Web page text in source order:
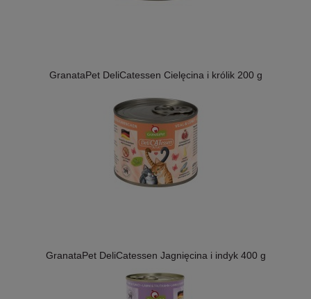
GranataPet DeliCatessen Cielęcina i królik 200 g
GranataPet DeliCatessen Jagnięcina i indyk 400 g